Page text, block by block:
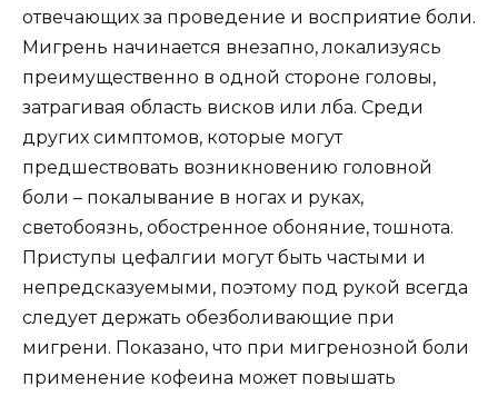
отвечающих за проведение и восприятие боли.
Мигрень начинается внезапно, локализуясь
преимущественно в одной стороне головы,
затрагивая область висков или лба. Среди
других симптомов, которые могут
предшествовать возникновению головной
боли – покалывание в ногах и руках,
светобоязнь, обостренное обоняние, тошнота.
Приступы цефалгии могут быть частыми и
непредсказуемыми, поэтому под рукой всегда
следует держать обезболивающие при
мигрени. Показано, что при мигренозной боли
применение кофеина может повышать